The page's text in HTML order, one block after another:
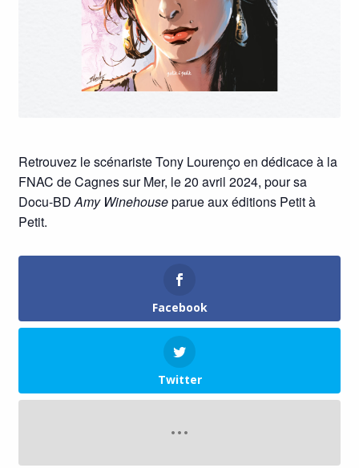
Retrouvez le scénariste Tony Lourenço en dédicace à la
FNAC de Cagnes sur Mer, le 20 avril 2024, pour sa
Docu-BDAmy Winehouseparue aux éditions Petit à
Petit.
Facebook
Twitter